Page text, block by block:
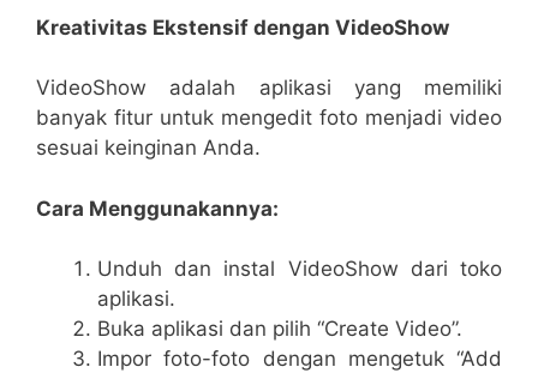
Kreativitas Ekstensif dengan VideoShow
VideoShow adalah aplikasi yang memiliki
banyak fitur untuk mengedit foto menjadi video
sesuai keinginan Anda.
Cara Menggunakannya:
Unduh dan instal VideoShow dari toko
aplikasi.
Buka aplikasi dan pilih “Create Video”.
Impor foto-foto dengan mengetuk “Add